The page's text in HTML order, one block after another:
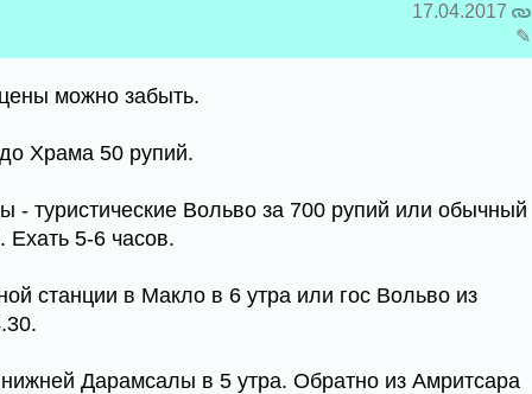
17.04.2017
✎
можно забыть.
Храма 50 рупий.
- туристические Вольво за 700 рупий или обычный
Ехать 5-6 часов.
станции в Макло в 6 утра или гос Вольво из
нижней Дарамсалы в 5 утра. Обратно из Амритсара